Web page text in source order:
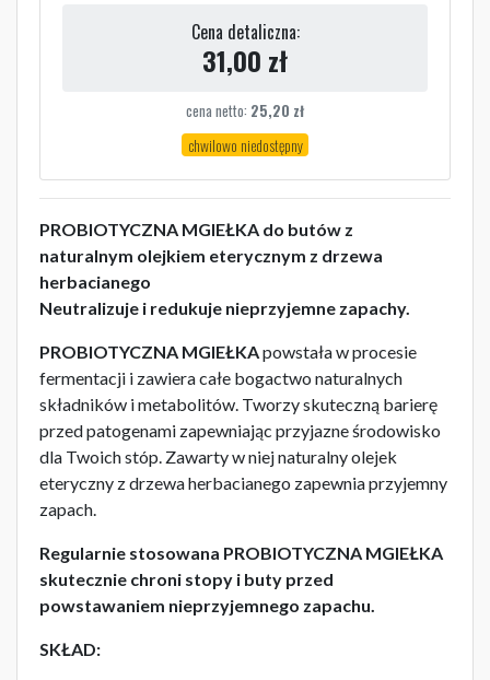
Cena detaliczna:
31,00 zł
cena netto: 25,20 zł
chwilowo niedostępny
PROBIOTYCZNA MGIEŁKA do butów z
naturalnym olejkiem eterycznym z drzewa
herbacianego
Neutralizuje i redukuje nieprzyjemne zapachy.
PROBIOTYCZNA MGIEŁKApowstała w procesie
fermentacji i zawiera całe bogactwo naturalnych
składników i metabolitów. Tworzy skuteczną barierę
przed patogenami zapewniając przyjazne środowisko
dla Twoich stóp. Zawarty w niej naturalny olejek
eteryczny z drzewa herbacianego zapewnia przyjemny
zapach.
Regularnie stosowana PROBIOTYCZNA MGIEŁKA
skutecznie chroni stopy i buty przed
powstawaniem nieprzyjemnego zapachu.
SKŁAD: